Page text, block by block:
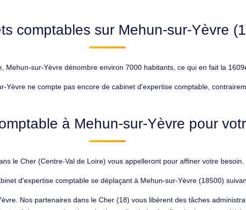
comptables sur Mehun-sur-Yèvre
Mehun-sur-Yèvre dénombre environ 7000 habitants, ce qui en fait la
Yèvre ne compte pas encore de cabinet d'expertise comptable,
à Mehun-sur-Yèvre pour
le Cher (Centre-Val de Loire) vous appelleront pour affiner votre besoin.
d'expertise comptable se déplaçant à Mehun-sur-Yèvre (18500)
Nos partenaires dans le Cher (18) vous libèrent des tâches